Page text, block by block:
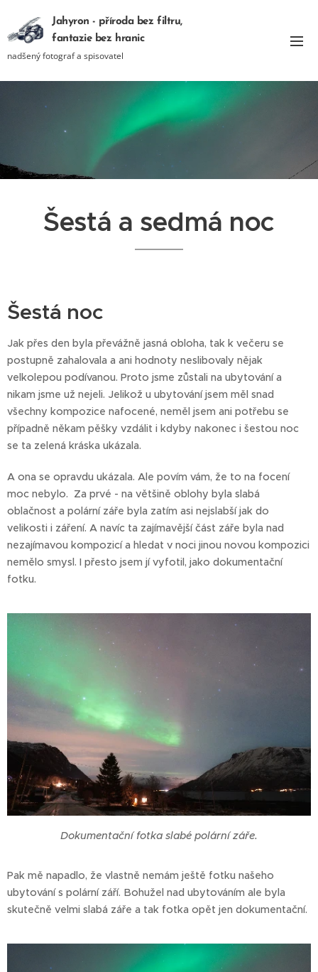
Jahyron - příroda bez filtru,
fantazie bez hranic
nadšený fotograf a spisovatel
Šestá a sedmá noc
Šestá noc
Jak přes den byla převážně jasná obloha, tak k večeru se
postupně zahalovala a ani hodnoty neslibovaly nějak
velkolepou podívanou. Proto jsme zůstali na ubytování a
nikam jsme už nejeli. Jelikož u ubytování jsem měl snad
všechny kompozice nafocené, neměl jsem ani potřebu se
případně někam pěšky vzdálit i kdyby nakonec i šestou noc
se ta zelená kráska ukázala.
A ona se opravdu ukázala. Ale povím vám, že to na focení
moc nebylo. Za prvé - na většině oblohy byla slabá
oblačnost a polární záře byla zatím asi nejslabší jak do
velikosti i záření. A navíc ta zajímavější část záře byla nad
nezajímavou kompozicí a hledat v noci jinou novou kompozici
nemělo smysl. I přesto jsem jí vyfotil, jako dokumentační
fotku.
Dokumentační fotka slabé polární záře.
Pak mě napadlo, že vlastně nemám ještě fotku našeho
ubytování s polární září. Bohužel nad ubytováním ale byla
skutečně velmi slabá záře a tak fotka opět jen dokumentační.